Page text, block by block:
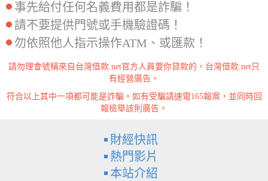
事先給付任何名義費用都是詐騙！
請不要提供門號或手機驗證碼！
勿依照他人指示操作ATM、或匯款！
請勿理會號稱來自台灣借款.net官方人員要你貸款的，台灣借款.net只
有經營廣告。
符合以上其中一項都可能是詐騙。如有受騙請速電165報案，並同時回
報檢舉該則廣告。
財經快訊
熱門影片
本站介紹